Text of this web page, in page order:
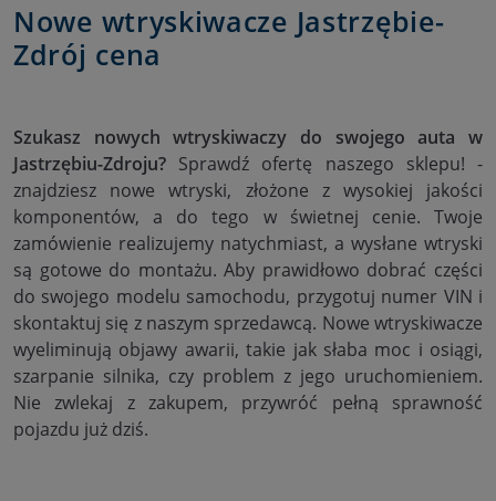
Nowe wtryskiwacze Jastrzębie-
Zdrój cena
Szukasz nowych wtryskiwaczy do swojego auta w
Jastrzębiu-Zdroju? Sprawdź ofertę naszego sklepu! -
znajdziesz nowe wtryski, złożone z wysokiej jakości
komponentów, a do tego w świetnej cenie. Twoje
zamówienie realizujemy natychmiast, a wysłane wtryski
są gotowe do montażu. Aby prawidłowo dobrać części
do swojego modelu samochodu, przygotuj numer VIN i
skontaktuj się z naszym sprzedawcą. Nowe wtryskiwacze
wyeliminują objawy awarii, takie jak słaba moc i osiągi,
szarpanie silnika, czy problem z jego uruchomieniem.
Nie zwlekaj z zakupem, przywróć pełną sprawność
pojazdu już dziś.